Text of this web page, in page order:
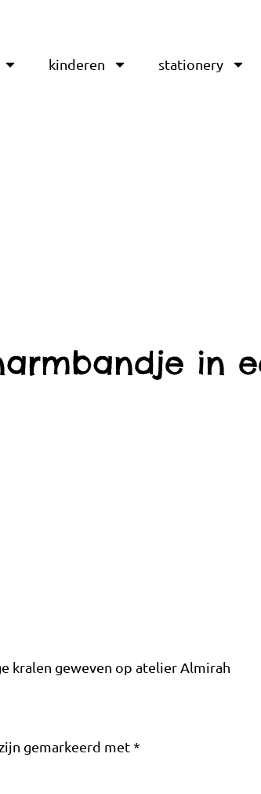
kinderen stationery
in
kralen geweven op atelier Almirah
gemarkeerd met*